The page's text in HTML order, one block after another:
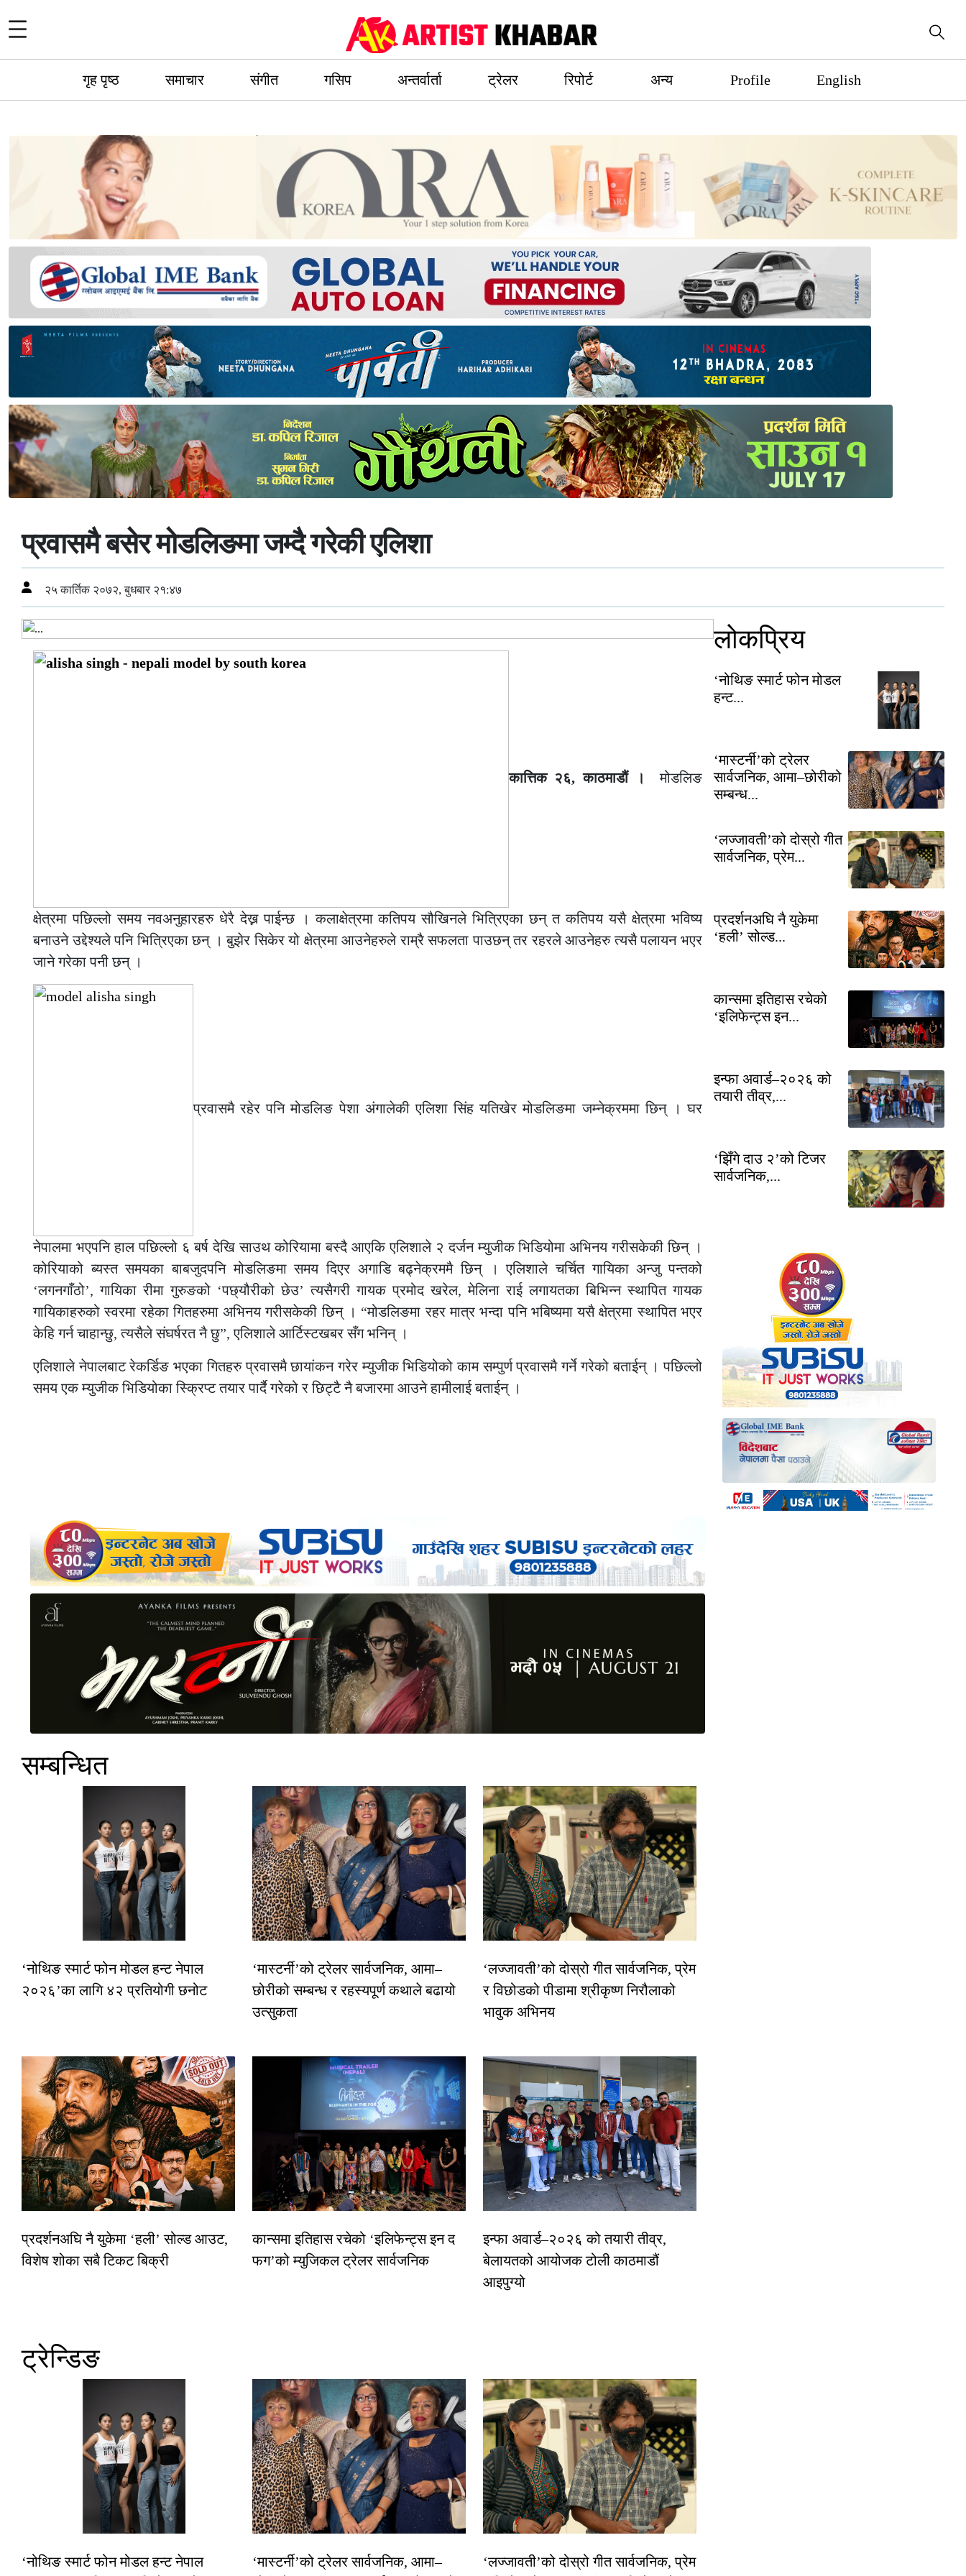
गृह पृष्ठ समाचार संगीत गसिप अन्तर्वार्ता ट्रेलर रिपोर्ट अन्य Profile English
प्रवासमै बसेर मोडलिङमा जम्दै गरेकी एलिशा
२५ कार्तिक २०७२, बुधबार २१:४७
कात्तिक २६, काठमाडौं ।मोडलिङ
क्षेत्रमा पछिल्लो समय नवअनुहारहरु धेरै देख्न पाईन्छ । कलाक्षेत्रमा कतिपय सौखिनले भित्रिएका छन् त कतिपय यसै क्षेत्रमा भविष्य
बनाउने उद्देश्यले पनि भित्रिएका छन् । बुझेर सिकेर यो क्षेत्रमा आउनेहरुले राम्रै सफलता पाउछन् तर रहरले आउनेहरु त्यसै पलायन भएर
जाने गरेका पनी छन् ।
प्रवासमै रहेर पनि मोडलिङ पेशा अंगालेकी एलिशा सिंह यतिखेर मोडलिङमा जम्नेक्रममा छिन् । घर
नेपालमा भएपनि हाल पछिल्लो ६ बर्ष देखि साउथ कोरियामा बस्दै आएकि एलिशाले २ दर्जन म्युजीक भिडियोमा अभिनय गरीसकेकी छिन् ।
कोरियाको ब्यस्त समयका बाबजुदपनि मोडलिङमा समय दिएर अगाडि बढ्नेक्रममै छिन् । एलिशाले चर्चित गायिका अन्जु पन्तको
‘लगनगाँठो’, गायिका रीमा गुरुङको ‘पछ्यौरीको छेउ’ त्यसैगरी गायक प्रमोद खरेल, मेलिना राई लगायतका बिभिन्न स्थापित गायक
गायिकाहरुको स्वरमा रहेका गितहरुमा अभिनय गरीसकेकी छिन् । “मोडलिङमा रहर मात्र भन्दा पनि भबिष्यमा यसै क्षेत्रमा स्थापित भएर
केहि गर्न चाहान्छु, त्यसैले संघर्षरत नै छु”, एलिशाले आर्टिस्टखबर सँग भनिन् ।
एलिशाले नेपालबाट रेकर्डिङ भएका गितहरु प्रवासमै छायांकन गरेर म्युजीक भिडियोको काम सम्पुर्ण प्रवासमै गर्ने गरेको बताईन् । पछिल्लो
समय एक म्युजीक भिडियोका स्क्रिप्ट तयार पार्दै गरेको र छिट्टै नै बजारमा आउने हामीलाई बताईन् ।
सम्बन्धित
‘नोथिङ स्मार्ट फोन मोडल हन्ट नेपाल
२०२६’का लागि ४२ प्रतियोगी छनोट
‘मास्टर्नी’को ट्रेलर सार्वजनिक, आमा–
छोरीको सम्बन्ध र रहस्यपूर्ण कथाले बढायो
उत्सुकता
‘लज्जावती’को दोस्रो गीत सार्वजनिक, प्रेम
र विछोडको पीडामा श्रीकृष्ण निरौलाको
भावुक अभिनय
प्रदर्शनअघि नै युकेमा ‘हली’ सोल्ड आउट,
विशेष शोका सबै टिकट बिक्री
कान्समा इतिहास रचेको ‘इलिफेन्ट्स इन द
फग’को म्युजिकल ट्रेलर सार्वजनिक
इन्फा अवार्ड–२०२६ को तयारी तीव्र,
बेलायतको आयोजक टोली काठमाडौं
आइपुग्यो
ट्रेन्डिङ
‘नोथिङ स्मार्ट फोन मोडल हन्ट नेपाल
‘मास्टर्नी’को ट्रेलर सार्वजनिक, आमा–
‘लज्जावती’को दोस्रो गीत सार्वजनिक, प्रेम
लोकप्रिय
‘नोथिङ स्मार्ट फोन मोडल
हन्ट...
‘मास्टर्नी’को ट्रेलर
सार्वजनिक, आमा–छोरीको
सम्बन्ध...
‘लज्जावती’को दोस्रो गीत
सार्वजनिक, प्रेम...
प्रदर्शनअघि नै युकेमा
‘हली’ सोल्ड...
कान्समा इतिहास रचेको
‘इलिफेन्ट्स इन...
इन्फा अवार्ड–२०२६ को
तयारी तीव्र,...
‘झिँगे दाउ २’को टिजर
सार्वजनिक,...